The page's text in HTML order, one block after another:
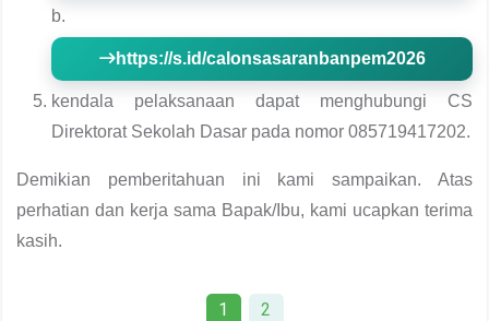
b.
https://s.id/calonsasaranbanpem2026
kendala pelaksanaan dapat menghubungi CS
Direktorat Sekolah Dasar pada nomor 085719417202.
Demikian pemberitahuan ini kami sampaikan. Atas
perhatian dan kerja sama Bapak/Ibu, kami ucapkan terima
kasih.
1 2